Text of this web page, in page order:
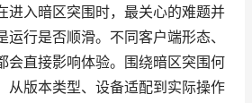
进入暗区突围时，最关心的难题并
运行是否顺滑。不同客户端形态、
会直接影响体验。围绕暗区突围何
从版本类型、设备适配到实际操作